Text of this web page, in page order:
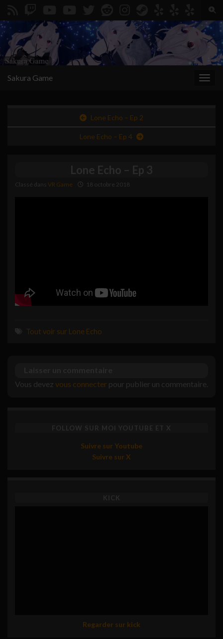
Search for:
Sakura Game
Lone Echo – Ep 2
Lone Echo – Ep 4
Lone Echo – Ep 3
Classé dans VR Game 18 octobre 2018
Tout voir sur Lone Echo
Vous devez vous connecter pour publier un commentaire.
FOLLOW SUR MOI YOUTUBE ET X
Suivre sur Youtube
Suivre sur X
KICK
Regarder sur kick